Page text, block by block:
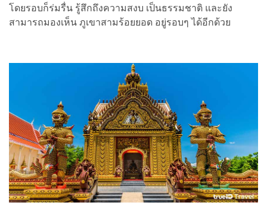
โดยรอบก็ร่มรื่น รู้สึกถึงความสงบ เป็นธรรมชาติ และยัง
สามารถมองเห็น ภูเขาสามร้อยยอด อยู่รอบๆ ได้อีกด้วย